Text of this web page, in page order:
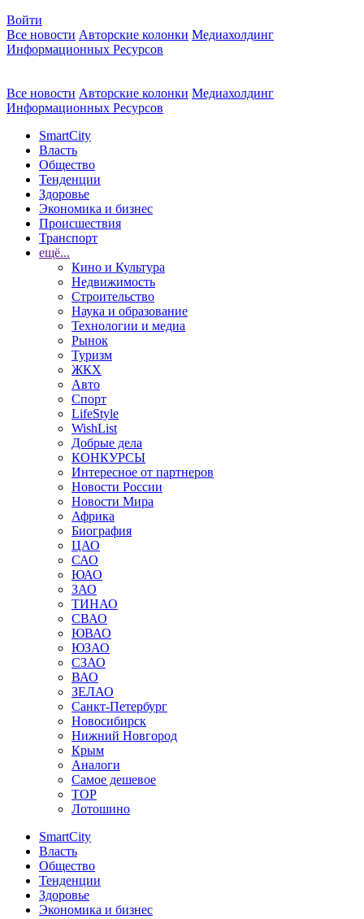
Войти
Все новости Авторские колонки Медиахолдинг
Информационных Ресурсов
Все новости Авторские колонки Медиахолдинг
Информационных Ресурсов
SmartCity
Власть
Общество
Тенденции
Здоровье
Экономика и бизнес
Происшествия
Транспорт
ещё...
Кино и Культура
Недвижимость
Строительство
Наука и образование
Технологии и медиа
Рынок
Туризм
ЖКХ
Авто
Спорт
LifeStyle
WishList
Добрые дела
КОНКУРСЫ
Интересное от партнеров
Новости России
Новости Мира
Африка
Биография
ЦАО
САО
ЮАО
ЗАО
ТИНАО
СВАО
ЮВАО
ЮЗАО
СЗАО
ВАО
ЗЕЛАО
Санкт-Петербург
Новосибирск
Нижний Новгород
Крым
Аналоги
Самое дешевое
TOP
Лотошино
SmartCity
Власть
Общество
Тенденции
Здоровье
Экономика и бизнес